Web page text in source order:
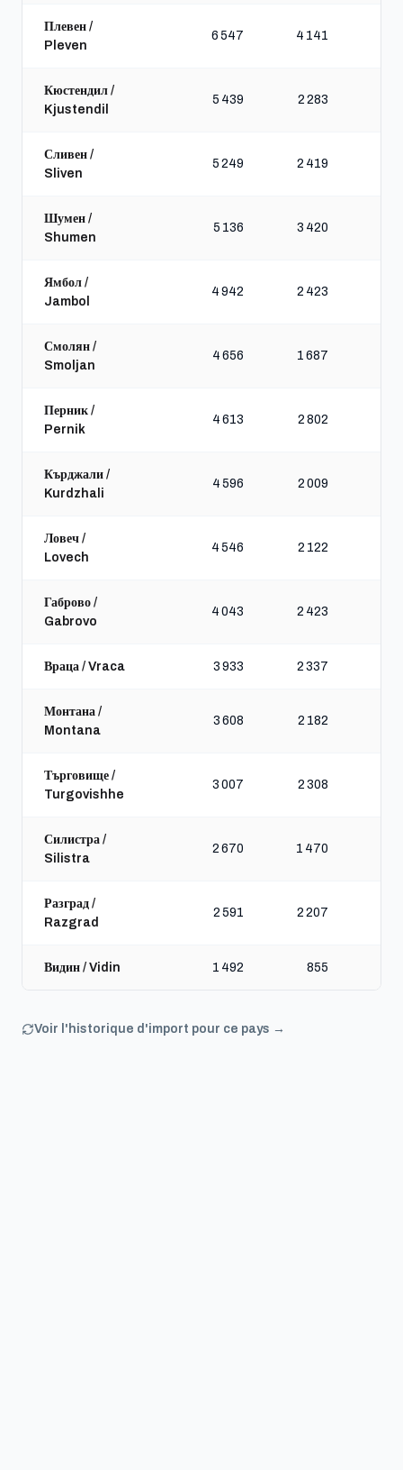
Плевен /
Pleven
6 547 4 141
Кюстендил /
Kjustendil
5 439 2 283
Сливен /
Sliven
5 249 2 419
Шумен /
Shumen
5 136 3 420
Ямбол /
Jambol
4 942 2 423
Смолян /
Smoljan
4 656 1 687
Перник /
Pernik
4 613 2 802
Кърджали /
Kurdzhali
4 596 2 009
Ловеч /
Lovech
4 546 2 122
Габрово /
Gabrovo
4 043 2 423
Враца / Vraca 3 933 2 337
Монтана /
Montana
3 608 2 182
Търговище /
Turgovishhe
3 007 2 308
Силистра /
Silistra
2 670 1 470
Разград /
Razgrad
2 591 2 207
Видин / Vidin 1 492 855
Voir l'historique d'import pour ce pays →